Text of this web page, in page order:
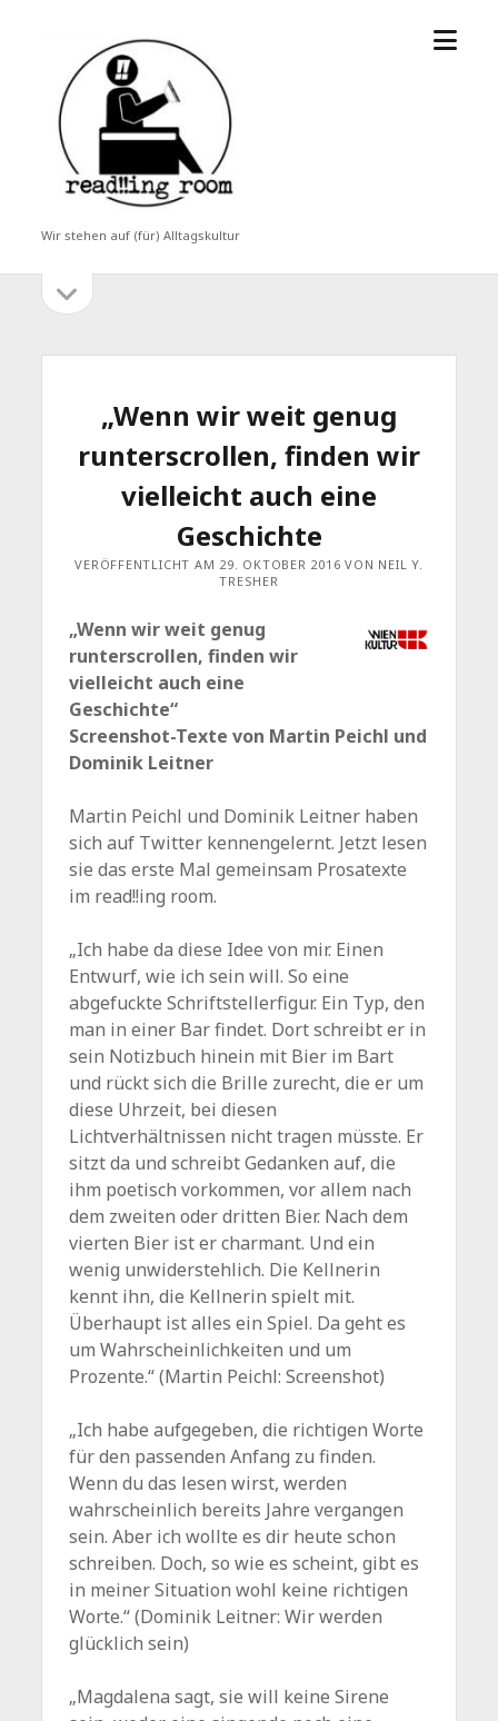
read!!ing
room
Wir stehen auf (für) Alltagskultur
Menü
Seitenleiste
öffnen
„Wenn wir weit genug
runterscrollen, finden wir
vielleicht auch eine
Geschichte
VERÖFFENTLICHT AM 29. OKTOBER 2016 VON NEIL Y.
TRESHER
„Wenn wir weit genug
runterscrollen, finden wir
vielleicht auch eine
Geschichte“
Screenshot-Texte von Martin Peichl und
Dominik Leitner
Martin Peichl und Dominik Leitner haben
sich auf Twitter kennengelernt. Jetzt lesen
sie das erste Mal gemeinsam Prosatexte
im read!!ing room.
„Ich habe da diese Idee von mir. Einen
Entwurf, wie ich sein will. So eine
abgefuckte Schriftstellerfigur. Ein Typ, den
man in einer Bar findet. Dort schreibt er in
sein Notizbuch hinein mit Bier im Bart
und rückt sich die Brille zurecht, die er um
diese Uhrzeit, bei diesen
Lichtverhältnissen nicht tragen müsste. Er
sitzt da und schreibt Gedanken auf, die
ihm poetisch vorkommen, vor allem nach
dem zweiten oder dritten Bier. Nach dem
vierten Bier ist er charmant. Und ein
wenig unwiderstehlich. Die Kellnerin
kennt ihn, die Kellnerin spielt mit.
Überhaupt ist alles ein Spiel. Da geht es
um Wahrscheinlichkeiten und um
Prozente.“ (Martin Peichl: Screenshot)
„Ich habe aufgegeben, die richtigen Worte
für den passenden Anfang zu finden.
Wenn du das lesen wirst, werden
wahrscheinlich bereits Jahre vergangen
sein. Aber ich wollte es dir heute schon
schreiben. Doch, so wie es scheint, gibt es
in meiner Situation wohl keine richtigen
Worte.“ (Dominik Leitner: Wir werden
glücklich sein)
„Magdalena sagt, sie will keine Sirene